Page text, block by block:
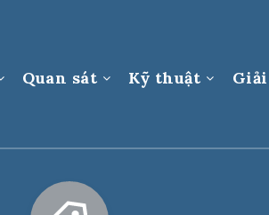
Quan sát Kỹ thuật